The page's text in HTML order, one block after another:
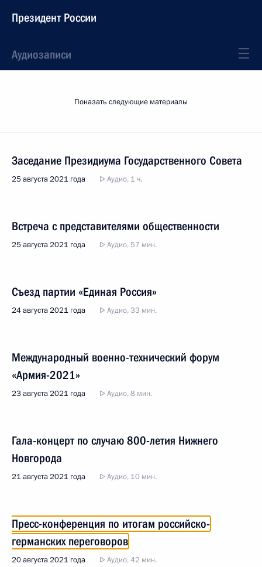
Президент России
Аудиозаписи
Показать следующие материалы
Заседание Президиума Государственного Совета
25 августа 2021 года Аудио, 1 ч.
Встреча с представителями общественности
25 августа 2021 года Аудио, 57 мин.
Съезд партии «Единая Россия»
24 августа 2021 года Аудио, 33 мин.
Международный военно-технический форум
«Армия-2021»
23 августа 2021 года Аудио, 8 мин.
Гала-концерт по случаю 800-летия Нижнего
Новгорода
21 августа 2021 года Аудио, 10 мин.
Пресс-конференция по итогам российско-
германских переговоров
20 августа 2021 года Аудио, 42 мин.